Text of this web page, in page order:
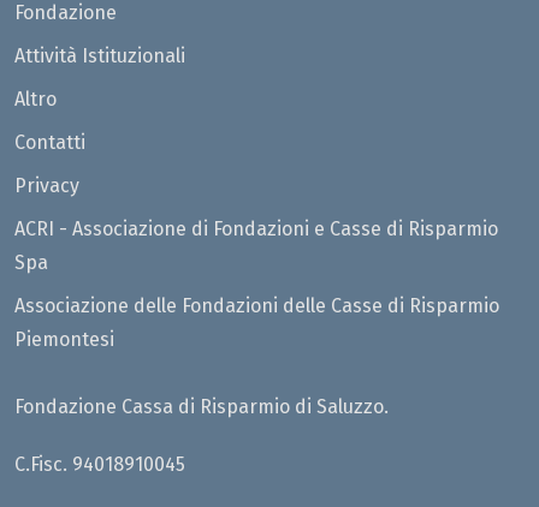
Fondazione
Attività Istituzionali
Altro
Contatti
Privacy
ACRI - Associazione di Fondazioni e Casse di Risparmio
Spa
Associazione delle Fondazioni delle Casse di Risparmio
Piemontesi
Fondazione Cassa di Risparmio di Saluzzo.
C.Fisc. 94018910045